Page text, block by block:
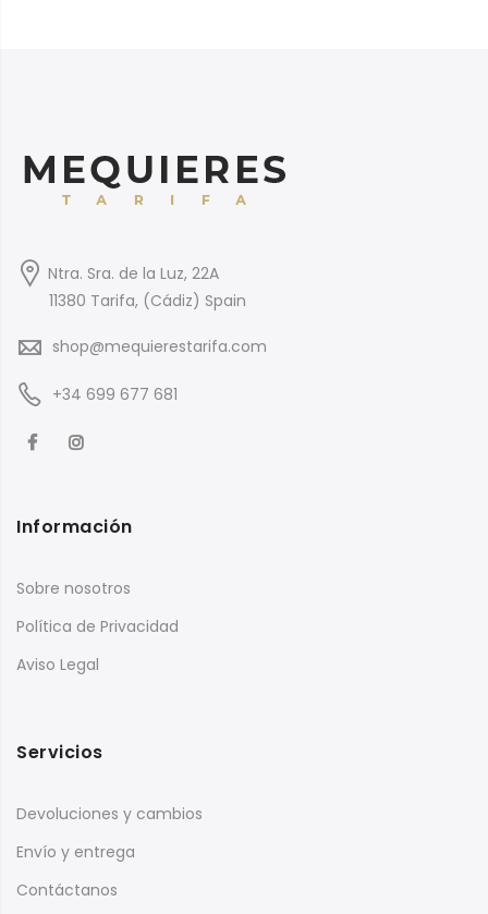
Ntra. Sra. de la Luz, 22A
11380 Tarifa, (Cádiz) Spain
shop@mequierestarifa.com
+34 699 677 681
Información
Sobre nosotros
Política de Privacidad
Aviso Legal
Servicios
Devoluciones y cambios
Envío y entrega
Contáctanos